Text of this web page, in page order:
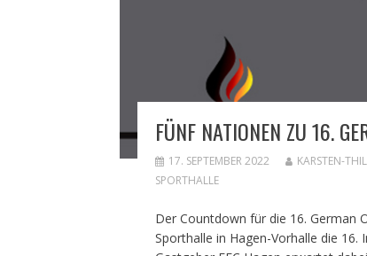
FÜNF NATIONEN ZU 16.
17. SEPTEMBER 2022 KARSTEN-
SPORTHALLE
Der Countdown für die 16. German
Sporthalle in Hagen-Vorhalle die